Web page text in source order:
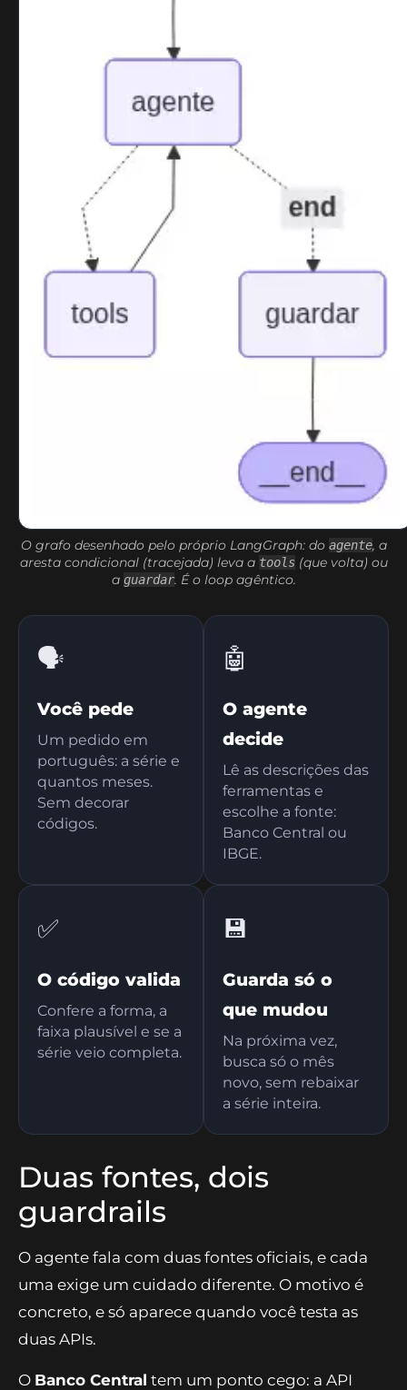
O grafo desenhado pelo próprio LangGraph: do agente, a
aresta condicional (tracejada) leva a tools(que volta) ou
a guardar. É o loop agêntico.
🗣️
Você pede
Um pedido em
português: a série e
quantos meses.
Sem decorar
códigos.
🤖
O agente
decide
Lê as descrições das
ferramentas e
escolhe a fonte:
Banco Central ou
IBGE.
✅
O código valida
Confere a forma, a
faixa plausível e se a
série veio completa.
💾
Guarda só o
que mudou
Na próxima vez,
busca só o mês
novo, sem rebaixar
a série inteira.
Duas fontes, dois
guardrails
O agente fala com duas fontes oficiais, e cada
uma exige um cuidado diferente. O motivo é
concreto, e só aparece quando você testa as
duas APIs.
O Banco Central tem um ponto cego: a API